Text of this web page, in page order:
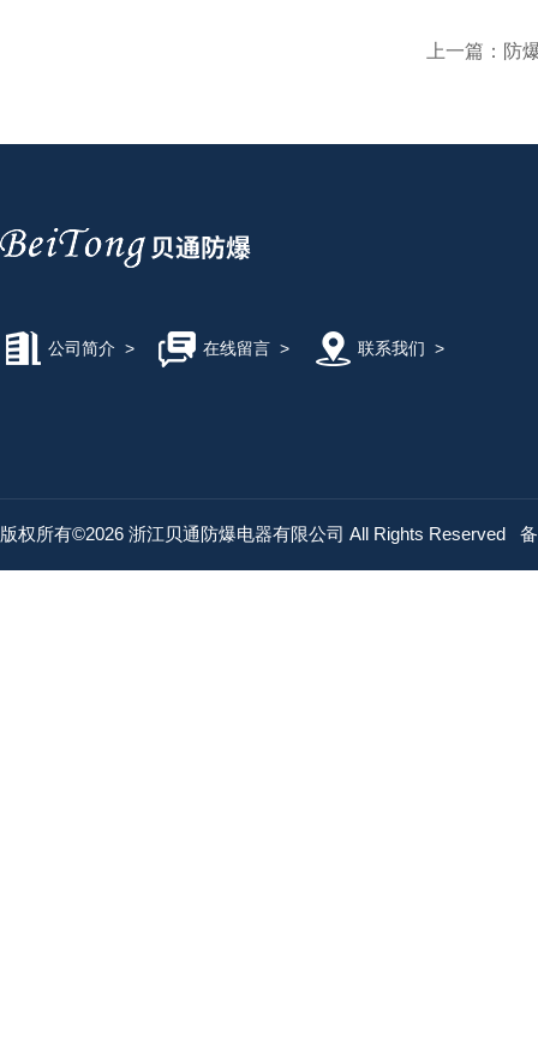
上一篇： 防
公司简介 > 在线留言> 联系我们 >
版权所有©2026 浙江贝通防爆电器有限公司 All Rights Reserved